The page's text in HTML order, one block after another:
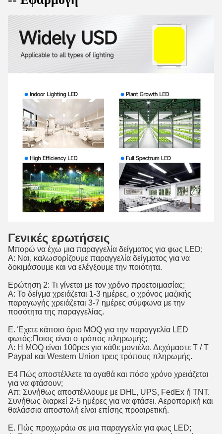
Γενικές ερωτήσεις
Μπορώ να έχω μια παραγγελία δείγματος για φως LED;
Α: Ναι, καλωσορίζουμε παραγγελία δείγματος για να
δοκιμάσουμε και να ελέγξουμε την ποιότητα.
Ερώτηση 2: Τι γίνεται με τον χρόνο προετοιμασίας;
Α: Το δείγμα χρειάζεται 1-3 ημέρες, ο χρόνος μαζικής
παραγωγής χρειάζεται 3-7 ημέρες σύμφωνα με την
ποσότητα της παραγγελίας.
Ε. Έχετε κάποιο όριο MOQ για την παραγγελία LED
φωτός;Ποιος είναι ο τρόπος πληρωμής;
Α: Η MOQ είναι 100pcs για κάθε μοντέλο. Δεχόμαστε T / T
Paypal και Western Union τρεις τρόπους πληρωμής.
Ε4 Πώς αποστέλλετε τα αγαθά και πόσο χρόνο χρειάζεται
για να φτάσουν;
Απ: Συνήθως αποστέλλουμε με DHL, UPS, FedEx ή TNT.
Συνήθως διαρκεί 2-5 ημέρες για να φτάσει. Αεροπορική και
θαλάσσια αποστολή είναι επίσης προαιρετική.
Ε. Πώς προχωράω σε μια παραγγελία για φως LED;